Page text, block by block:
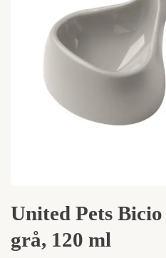
United Pets
grå, 120 ml